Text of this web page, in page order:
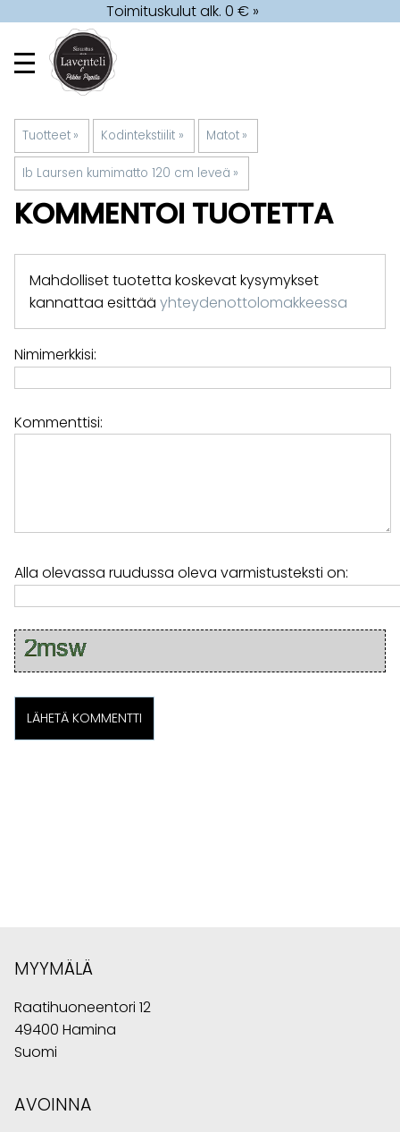
Toimituskulut alk. 0 € »
Tuotteet ‪» Kodintekstiilit ‪» Matot ‪»
Ib Laursen kumimatto 120 cm leveä ‪»
KOMMENTOI TUOTETTA
Mahdolliset tuotetta koskevat kysymykset
kannattaa esittää yhteydenottolomakkeessa
Nimimerkkisi:
Kommenttisi:
Alla olevassa ruudussa oleva varmistusteksti on:
MYYMÄLÄ
Raatihuoneentori 12
49400 Hamina
Suomi
AVOINNA